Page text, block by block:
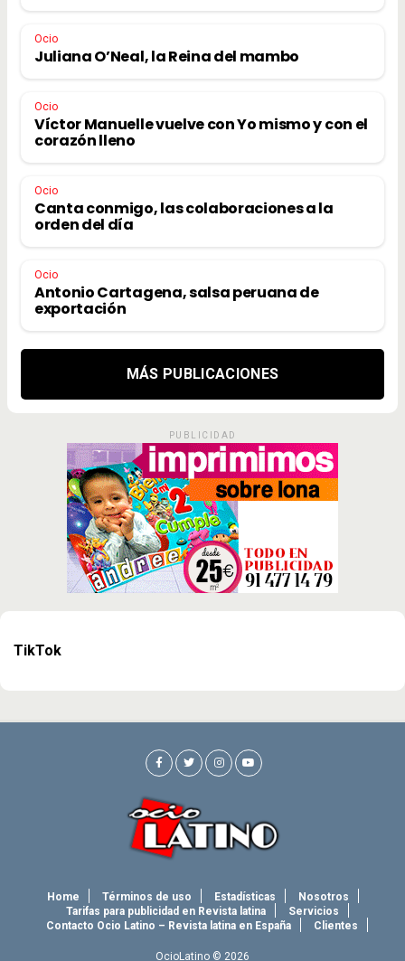
Ocio
Juliana O’Neal, la Reina del mambo
Ocio
Víctor Manuelle vuelve con Yo mismo y con el
corazón lleno
Ocio
Canta conmigo, las colaboraciones a la
orden del día
Ocio
Antonio Cartagena, salsa peruana de
exportación
MÁS PUBLICACIONES
PUBLICIDAD
TikTok
Home Términos de uso Estadísticas
Nosotros
Tarifas para publicidad en Revista latina
Servicios
Contacto Ocio Latino – Revista latina en España
Clientes
OcioLatino © 2026